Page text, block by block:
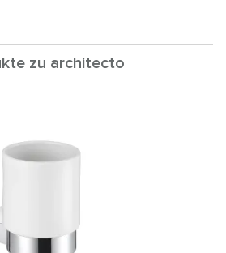
zu architecto